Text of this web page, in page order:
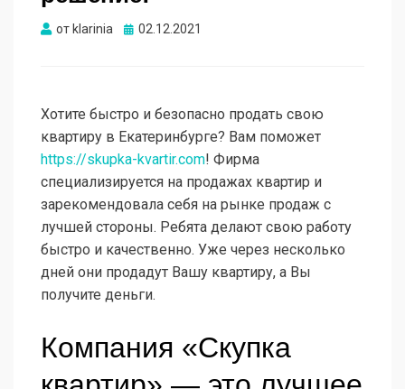
от klarinia Опубликовано
02.12.2021
Хотите быстро и безопасно продать свою
квартиру в Екатеринбурге? Вам поможет
https://skupka-kvartir.com! Фирма
специализируется на продажах квартир и
зарекомендовала себя на рынке продаж с
лучшей стороны. Ребята делают свою работу
быстро и качественно. Уже через несколько
дней они продадут Вашу квартиру, а Вы
получите деньги.
Компания «Скупка